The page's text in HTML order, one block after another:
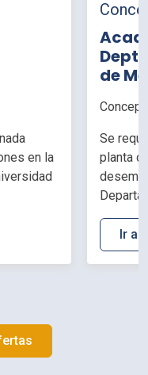
en la
de
Se
planta
Ir a